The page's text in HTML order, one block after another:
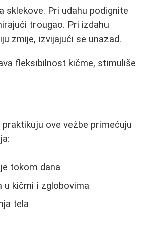
sklekove. Pri udahu podignite
trougao. Pri izdahu
zmije, izvijajući se unazad.
fleksibilnost kičme, stimuliše
ove vežbe primećuju
tokom dana
u kičmi i zglobovima
tela